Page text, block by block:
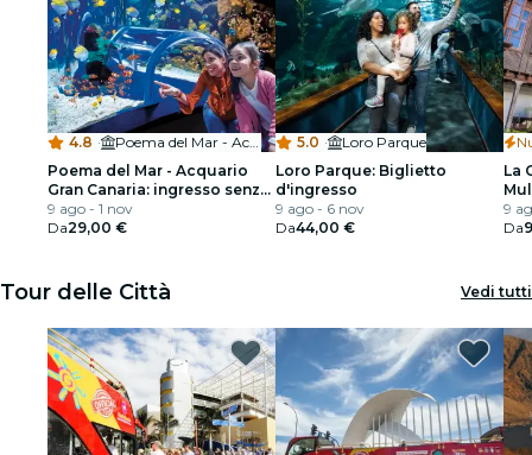
4.8 ·
Poema del Mar - Acuario Gran Canaria
Poema del Mar - Acquario
Gran Canaria: ingresso senza
fila
9 ago - 1 nov
Da29,00 €
5.0 ·
Loro Parque
Loro Parque: Biglietto
d'ingresso
9 ago - 6 nov
Da44,00 €
La
9
Da
Tour delle Città Vedi tutti